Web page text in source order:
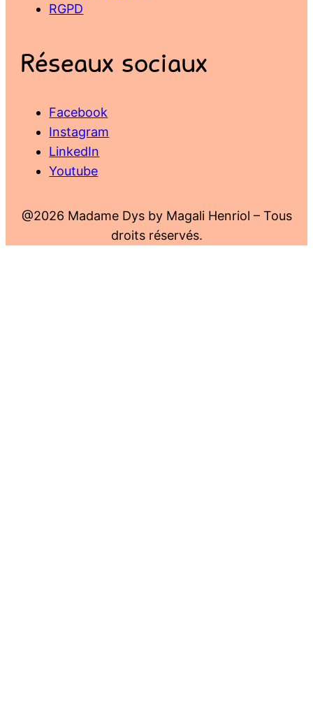
RGPD
Réseaux sociaux
Facebook
Instagram
LinkedIn
Youtube
@2026 Madame Dys by Magali Henriol – Tous
droits réservés.